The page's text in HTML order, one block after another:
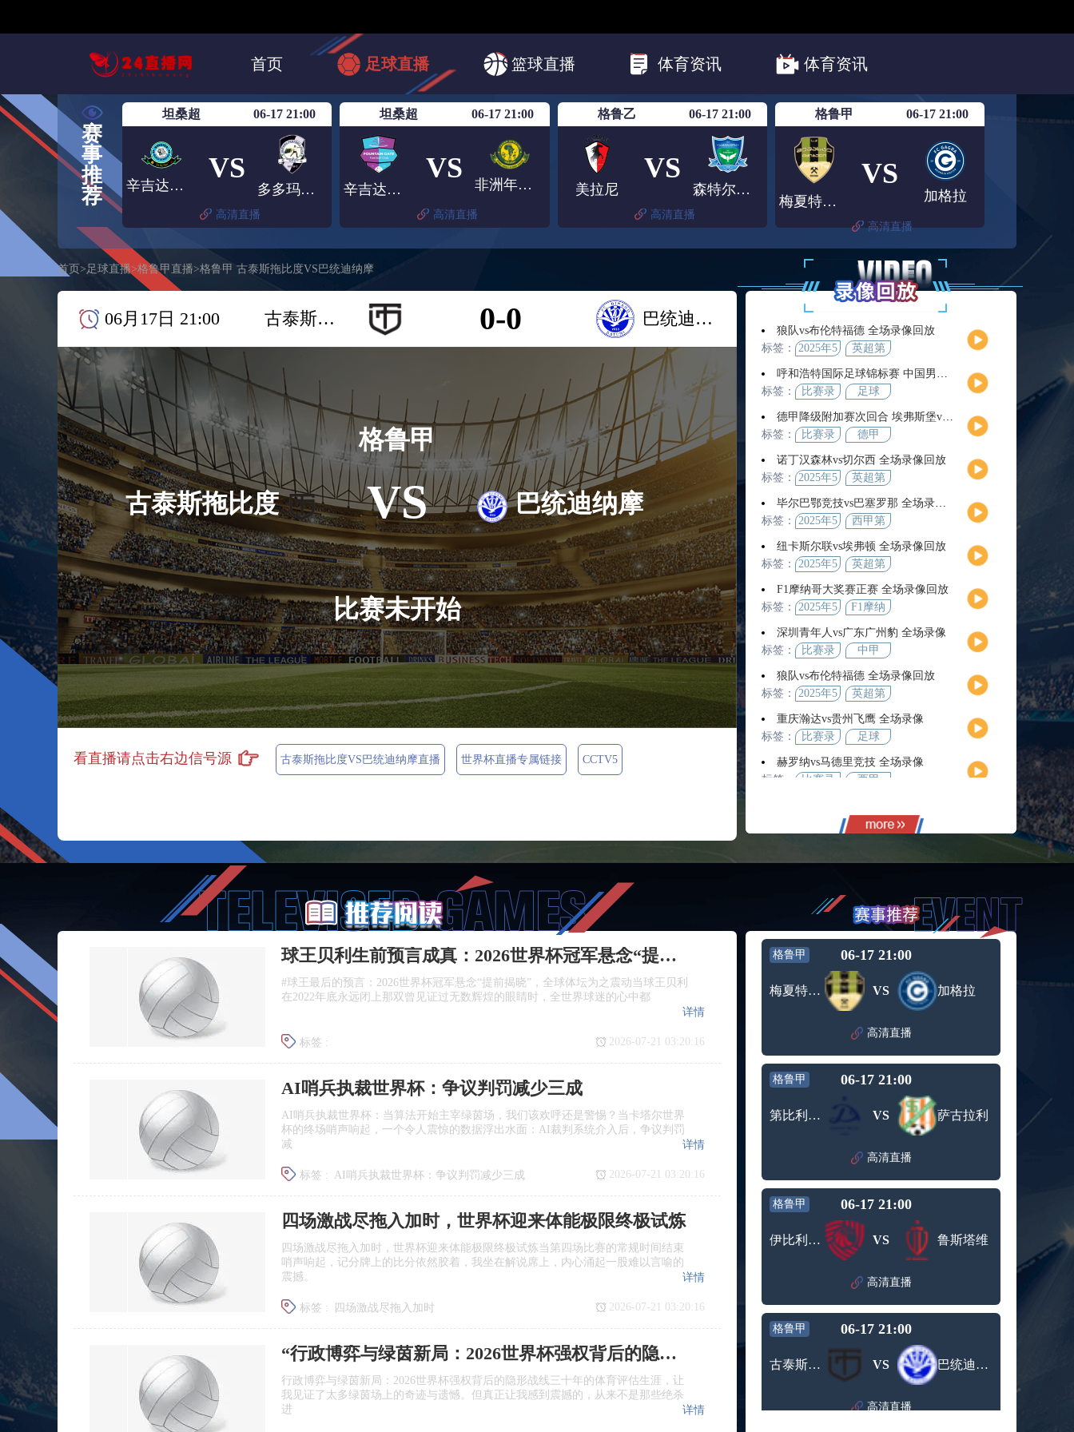
首页 足球直播 篮球直播 体育资讯 体育资讯
NBA 欧联杯
韩K联
赛
事
推
荐
坦桑超 06-17 21:00
辛吉达黑星
VS
多多玛吉吉FC
高清直播
坦桑超 06-17 21:00
辛吉达喷泉门
VS
非洲年轻人
高清直播
格鲁乙 06-17 21:00
美拉尼
VS
森特尔迪亚
高清直播
格鲁甲 06-17 21:00
梅夏特堤基布利
VS
加格拉
高清直播
首页 >足球直播>格鲁甲直播>格鲁甲 古泰斯拖比度VS巴统迪纳摩
06月17日 21:00 古泰斯拖比度 0-0 巴统迪纳摩
古泰斯拖比度
格鲁甲
VS
比赛未开始
巴统迪纳摩
看直播请点击右边信号源 古泰斯拖比度VS巴统迪纳摩直播 世界杯直播专属链接 CCTV5
狼队vs布伦特福德 全场录像回放
标签：
2025年5
英超第
呼和浩特国际足球锦标赛 中国男足U16vs沙特U16 全场录像
标签：
比赛录
足球
德甲降级附加赛次回合 埃弗斯堡vs海登海姆 全场录像
标签：
比赛录
德甲
诺丁汉森林vs切尔西 全场录像回放
标签：
2025年5
英超第
毕尔巴鄂竞技vs巴塞罗那 全场录像回放
标签：
2025年5
西甲第
纽卡斯尔联vs埃弗顿 全场录像回放
标签：
2025年5
英超第
F1摩纳哥大奖赛正赛 全场录像回放
标签：
2025年5
F1摩纳
赛正赛
深圳青年人vs广东广州豹 全场录像
标签：
比赛录
中甲
狼队vs布伦特福德 全场录像回放
标签：
2025年5
英超第
重庆瀚达vs贵州飞鹰 全场录像
标签：
比赛录
足球
赫罗纳vs马德里竞技 全场录像
标签：
比赛录
西甲
月25日
西甲第
38轮
标签： 2025年5
NHL季
G2
2024年5
足协杯
第3轮
长乐金刚腿vs上海同济 全场录像
标签： 比赛录
足球
陕西联合vs武汉三镇 全场录像回放
标签： 2024年5
月20日
足协杯
第3轮
月23日
NHL季
后赛东
部决赛
G2
深圳青年人vs大连英博 全场录像回放
标签： 2024年5
足协杯
大连鲲城vs长春亚泰 全场录像
标签：
比赛录
延边龙鼎vs青岛西海岸 全场录像
像
青岛西
海岸
青岛红狮vs山东泰山 全场录像
标签： 比赛录
山东泰
山
广东广州豹vs深圳新鹏城 全场录像
比赛录
深圳新
水晶宫vs狼队 全场录像回放
月21日
37轮
利雅得胜利vs卡利杰 全场录像
标签： 比赛录
胜利
罗马vsAC米兰 全场录像回放
37轮
F1艾米利亚-罗马涅大奖赛正赛 全场录像回放
球王贝利生前预言成真：2026世界杯冠军悬念“提前揭晓”，全球体坛哗然
#球王最后的预言：2026世界杯冠军悬念“提前揭晓”，全球体坛为之震动当球王贝利
在2022年底永远闭上那双曾见证过无数辉煌的眼睛时，全世界球迷的心中都
标签 :
球王贝利生前预言成真：2026世界杯冠军悬念“提
前揭晓”
全球体坛哗然
详情
2026-07-21 03:20:16
AI哨兵执裁世界杯：争议判罚减少三成
AI哨兵执裁世界杯：当算法开始主宰绿茵场，我们该欢呼还是警惕？当卡塔尔世界
杯的终场哨声响起，一个令人震惊的数据浮出水面：AI裁判系统介入后，争议判罚
减
标签 : AI哨兵执裁世界杯：争议判罚减少三成
详情
2026-07-21 03:20:16
四场激战尽拖入加时，世界杯迎来体能极限终极试炼
四场激战尽拖入加时，世界杯迎来体能极限终极试炼当第四场比赛的常规时间结束
哨声响起，记分牌上的比分依然胶着，我坐在解说席上，内心涌起一股难以言喻的
震撼。
标签 :
四场激战尽拖入加时
世界杯迎来体能极限终极试炼
详情
2026-07-21 03:20:16
“行政博弈与绿茵新局：2026世界杯强权背后的隐形战线”
行政博弈与绿茵新局：2026世界杯强权背后的隐形战线三十年的体育评估生涯，让
我见证了太多绿茵场上的奇迹与遗憾。但真正让我感到震撼的，从来不是那些绝杀
进
详情
格鲁甲 06-17 21:00
梅夏特堤基布利 VS 加格拉
高清直播
格鲁甲 06-17 21:00
第比利斯迪纳摩 VS 萨古拉利
高清直播
格鲁甲 06-17 21:00
伊比利亚1999 VS 鲁斯塔维
高清直播
格鲁甲 06-17 21:00
古泰斯拖比度 VS 巴统迪纳摩
高清直播